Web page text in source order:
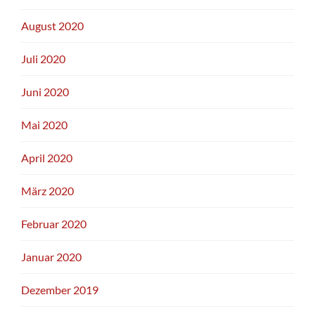
August 2020
Juli 2020
Juni 2020
Mai 2020
April 2020
März 2020
Februar 2020
Januar 2020
Dezember 2019